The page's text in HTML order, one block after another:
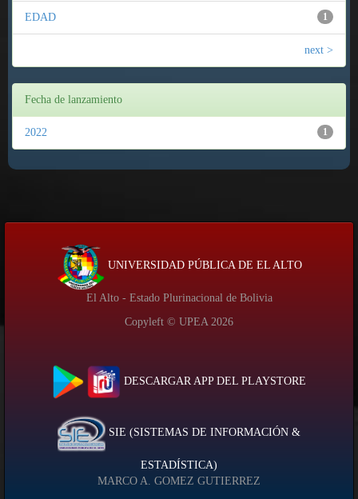
1
EDAD
next >
Fecha de lanzamiento
1
2022
UNIVERSIDAD PÚBLICA DE EL ALTO
El Alto - Estado Plurinacional de Bolivia
Copyleft © UPEA 2026
DESCARGAR APP DEL PLAYSTORE
SIE (SISTEMAS DE INFORMACIÓN &
ESTADÍSTICA)
MARCO A. GOMEZ GUTIERREZ